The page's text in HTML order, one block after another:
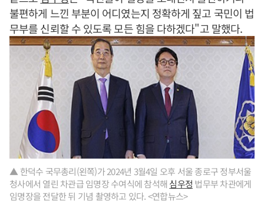
불편하게 느낀 부분이 어디였는지 정확하게 짚고 국민이 법
무부를 신뢰할 수 있도록 모든 힘을 다하겠다"고 말했다.
▲ 한덕수 국무총리(왼쪽)가 2024년 3월4일 오후 서울 종로구 정부서울
청사에서 열린 차관급 임명장 수여식에 참석해 심우정 법무부 차관에게
임명장을 전달한 뒤 기념 촬영하고 있다. <연합뉴스>